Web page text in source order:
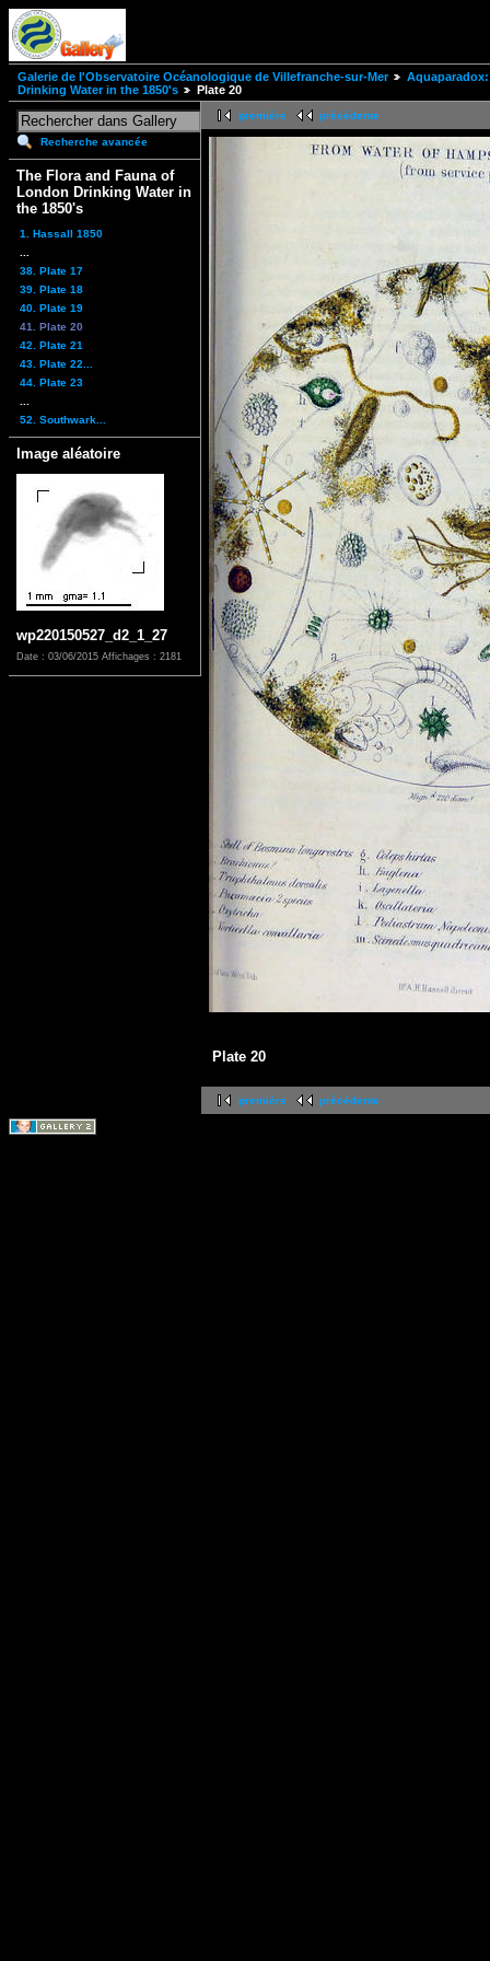
Galerie de l'Observatoire Océanologique de Villefranche-sur-Mer
Drinking Water in the 1850's
Plate 20
Recherche avancée
The Flora and Fauna of
London Drinking Water in
the 1850's
1. Hassall 1850
38. Plate 17
39. Plate 18
40. Plate 19
41. Plate 20
42. Plate 21
43. Plate 22...
44. Plate 23
52. Southwark...
Image aléatoire
wp220150527_d2_1_27
Date : 03/06/2015 Affichages : 2181
première précédente
Plate 20
première précédente